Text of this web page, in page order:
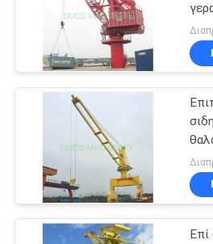
Θαλάσσιοι
Παράκτιος
βάθρων
Επί